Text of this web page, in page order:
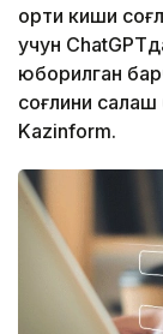
ортиқ киши
учун
юборилган
соғлиқни
Kazinform.